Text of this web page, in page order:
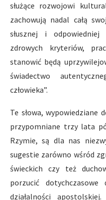
służące rozwojowi
zachowują nadal całą
słusznej i
zdrowych kryteriów,
stanowić będą
świadectwo
człowieka”.
Te słowa, wypowiedziane
przypomniane trzy lata
Rzymie, są dla nas
sugestie zarówno wśród
świeckich czy też
porzucić
działalności